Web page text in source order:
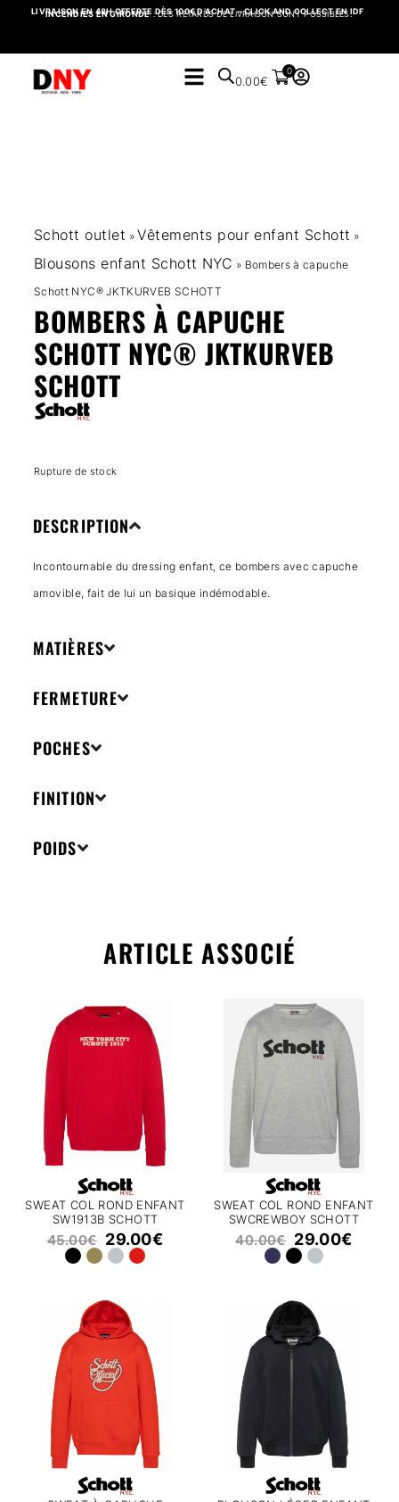
LIVRAISON EN 48H OFFERTE DÈS 100€ D’ACHAT – CLICK AND COLLECT EN IDF
INCENDIES EN GIRONDE: DES RETARDS DE LIVRAISON SONT POSSIBLES.
0.00€
0
Schott outlet » Vêtements pour enfant Schott »
Blousons enfant Schott NYC » Bombers à capuche
Schott NYC® JKTKURVEB SCHOTT
BOMBERS À CAPUCHE
SCHOTT NYC® JKTKURVEB
SCHOTT
Rupture de stock
DESCRIPTION
Incontournable du dressing enfant, ce bombers avec capuche
amovible, fait de lui un basique indémodable.
MATIÈRES
FERMETURE
POCHES
FINITION
POIDS
ARTICLE ASSOCIÉ
SWEAT COL ROND ENFANT
SW1913B SCHOTT
45.00€ 29.00€
SWEAT COL ROND ENFANT
SWCREWBOY SCHOTT
40.00€ 29.00€